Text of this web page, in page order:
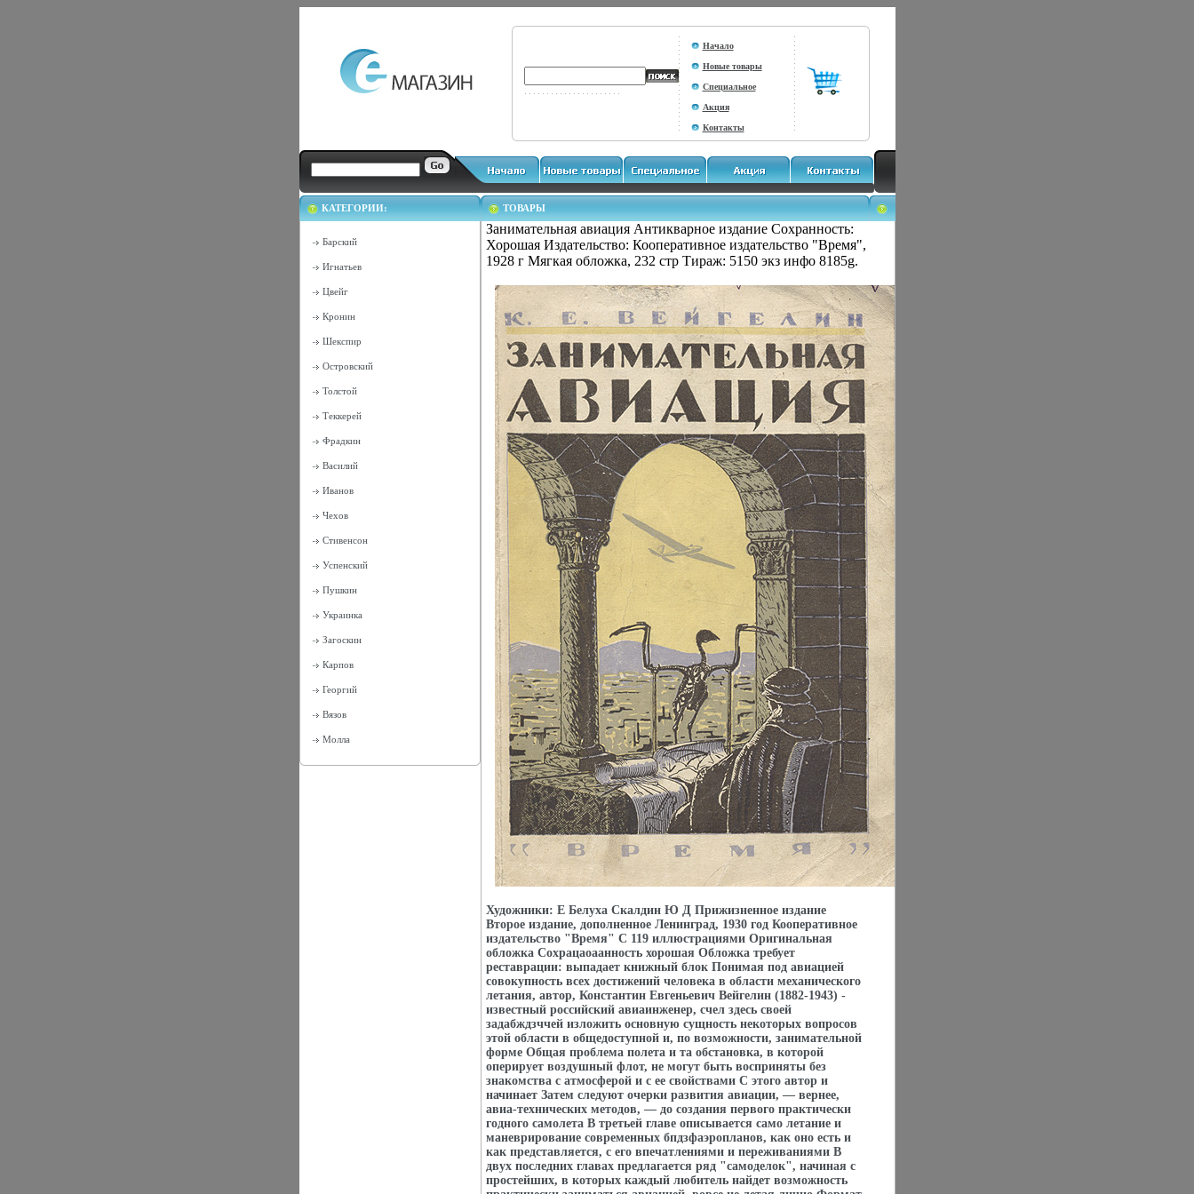
Начало
Новые товары
Специальное
Акция
Контакты
КАТЕГОРИИ:
Барский
Игнатьев
Цвейг
Кронин
Шекспир
Островский
Толстой
Теккерей
Фрадкин
Василий
Иванов
Чехов
Стивенсон
Успенский
Пушкин
Украинка
Загоскин
Карпов
Георгий
Вязов
Молла
ТОВАРЫ
Занимательная авиация Антикварное издание Сохранность:
Хорошая Издательство: Кооперативное издательство "Время",
1928 г Мягкая обложка, 232 стр Тираж: 5150 экз инфо 8185g.
Художники: Е Белуха Скалдин Ю Д Прижизненное издание
Второе издание, дополненное Ленинград, 1930 год Кооперативное
издательство "Время" С 119 иллюстрациями Оригинальная
обложка Сохрацаоаанность хорошая Обложка требует
реставрации: выпадает книжный блок Понимая под авиацией
совокупность всех достижений человека в области механического
летания, автор, Константин Евгеньевич Вейгелин (1882-1943) -
известный российский авиаинженер, счел здесь своей
задабждзччей изложить основную сущность некоторых вопросов
этой области в общедоступной и, по возможности, занимательной
форме Общая проблема полета и та обстановка, в которой
оперирует воздушный флот, не могут быть восприняты без
знакомства с атмосферой и с ее свойствами С этого автор и
начинает Затем следуют очерки развития авиации, — вернее,
авиа-технических методов, — до создания первого практически
годного самолета В третьей главе описывается само летание и
маневрирование современных бпдзфаэропланов, как оно есть и
как представляется, с его впечатлениями и переживаниями В
двух последних главах предлагается ряд "самоделок", начиная с
простейших, в которых каждый любитель найдет возможность